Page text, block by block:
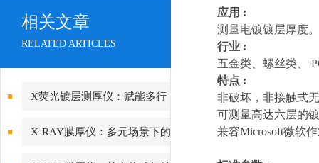
相关文章
RELATED ARTICLES
X荧光镀层测厚仪：赋能多行
业质量管控的智能中枢
X-RAY膜厚仪：多元场景下的
精准检测边界
应用 :
测量电镀镀层厚度
行业 :
五金类、螺丝类、
特点 :
非破坏，非接触式
可测量高达六层的
兼容Microsoft微软